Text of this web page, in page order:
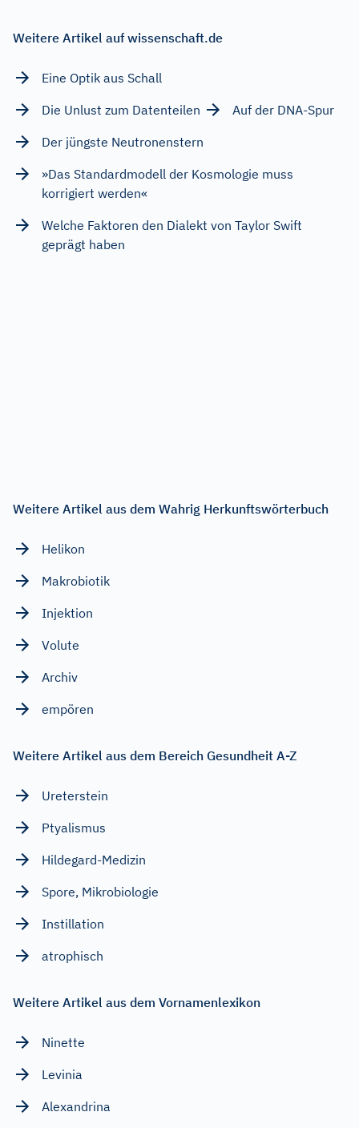
Weitere Artikel auf wissenschaft.de
Eine Optik aus Schall
Die Unlust zum Datenteilen
Auf der DNA-Spur
Der jüngste Neutronenstern
»Das Standardmodell der Kosmologie muss
korrigiert werden«
Welche Faktoren den Dialekt von Taylor Swift
geprägt haben
Weitere Artikel aus dem Wahrig Herkunftswörterbuch
Helikon
Makrobiotik
Injektion
Volute
Archiv
empören
Weitere Artikel aus dem Bereich Gesundheit A-Z
Ureterstein
Ptyalismus
Hildegard-Medizin
Spore, Mikrobiologie
Instillation
atrophisch
Weitere Artikel aus dem Vornamenlexikon
Ninette
Levinia
Alexandrina